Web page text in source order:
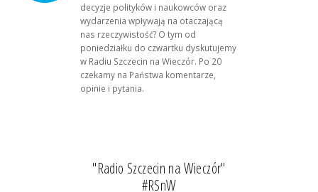
decyzje polityków i naukowców oraz
wydarzenia wpływają na otaczającą
nas rzeczywistość? O tym od
poniedziałku do czwartku dyskutujemy
w Radiu Szczecin na Wieczór. Po 20
czekamy na Państwa komentarze,
opinie i pytania.
"Radio Szczecin na Wieczór"
#RSnW